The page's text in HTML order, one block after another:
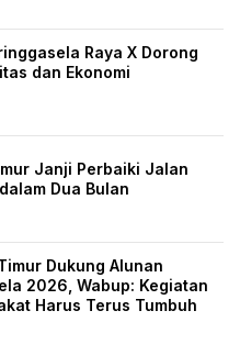
Raya X Dorong
dan Ekonomi
Janji Perbaiki Jalan
Dua Bulan
Dukung Alunan
2026, Wabup: Kegiatan
Harus Terus Tumbuh